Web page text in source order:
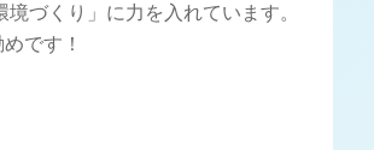
づくり」に力を入れています。
です！